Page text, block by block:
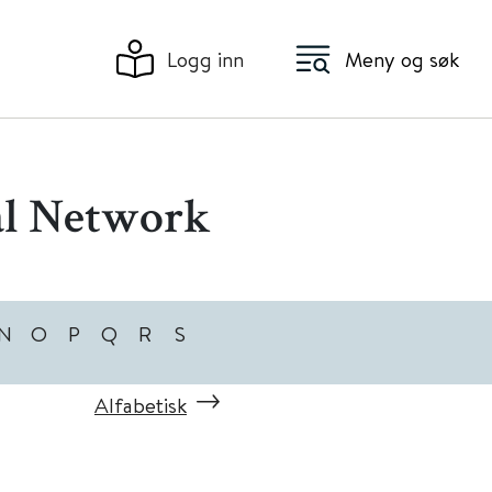
Logg inn Meny og søk
Network
O P Q R S
Alfabetisk